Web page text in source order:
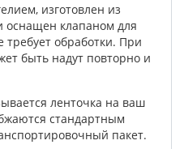
изготовлен из
оснащен клапаном для
требует обработки. При
быть надут повторно и
ленточка на ваш
стандартным
пакет.